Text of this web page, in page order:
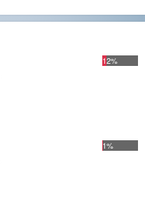
12%
1%